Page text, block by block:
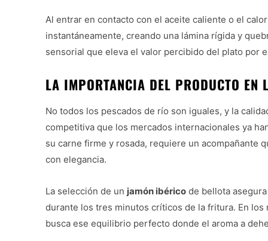
Al entrar en contacto con el aceite caliente o el
instantáneamente, creando una lámina rígida y
sensorial que eleva el valor percibido del plato por
LA IMPORTANCIA DEL PRODUCTO EN
No todos los pescados de río son iguales, y la
competitiva que los mercados internacionales ya
su carne firme y rosada, requiere un acompañante
con elegancia.
La selección de un jamón ibérico de bellota
durante los tres minutos críticos de la fritura. En
busca ese equilibrio perfecto donde el aroma a